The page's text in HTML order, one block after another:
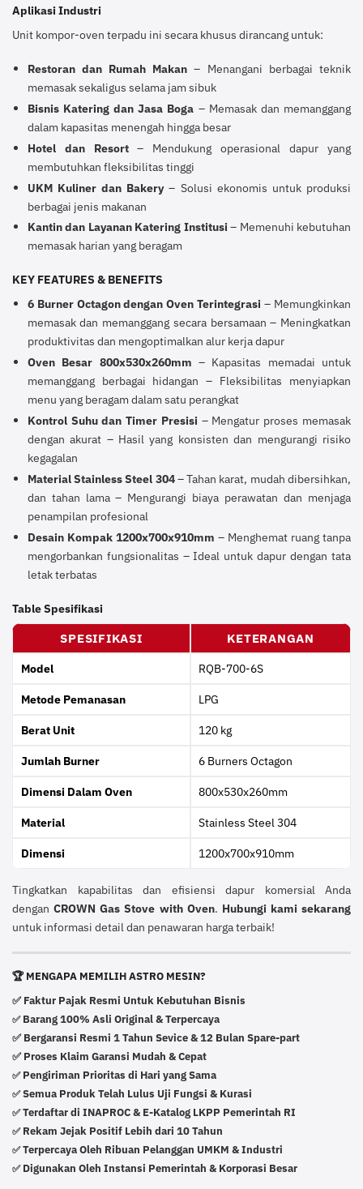
Aplikasi Industri
Unit kompor-oven terpadu ini secara khusus dirancang untuk:
Restoran dan Rumah Makan – Menangani berbagai teknik
memasak sekaligus selama jam sibuk
Bisnis Katering dan Jasa Boga – Memasak dan memanggang
dalam kapasitas menengah hingga besar
Hotel dan Resort– Mendukung operasional dapur yang
membutuhkan fleksibilitas tinggi
UKM Kuliner dan Bakery– Solusi ekonomis untuk produksi
berbagai jenis makanan
Kantin dan Layanan Katering Institusi– Memenuhi kebutuhan
memasak harian yang beragam
KEY FEATURES & BENEFITS
6 Burner Octagon dengan Oven Terintegrasi – Memungkinkan
memasak dan memanggang secara bersamaan – Meningkatkan
produktivitas dan mengoptimalkan alur kerja dapur
Oven Besar 800x530x260mm – Kapasitas memadai untuk
memanggang berbagai hidangan – Fleksibilitas menyiapkan
menu yang beragam dalam satu perangkat
Kontrol Suhu dan Timer Presisi– Mengatur proses memasak
dengan akurat – Hasil yang konsisten dan mengurangi risiko
kegagalan
Material Stainless Steel 304– Tahan karat, mudah dibersihkan,
dan tahan lama – Mengurangi biaya perawatan dan menjaga
penampilan profesional
Desain Kompak 1200x700x910mm – Menghemat ruang tanpa
mengorbankan fungsionalitas – Ideal untuk dapur dengan tata
letak terbatas
Table Spesifikasi
SPESIFIKASI
KETERANGAN
Model RQB-700-6S
Metode Pemanasan LPG
Berat Unit 120 kg
Jumlah Burner 6 Burners Octagon
Dimensi Dalam Oven 800x530x260mm
Material Stainless Steel 304
Dimensi 1200x700x910mm
Tingkatkan kapabilitas dan efisiensi dapur komersial Anda
denganCROWN Gas Stove with Oven. Hubungi kami sekarang
untuk informasi detail dan penawaran harga terbaik!
🏆 MENGAPA MEMILIH ASTRO MESIN?
✅ Faktur Pajak Resmi Untuk Kebutuhan Bisnis
✅ Barang 100% Asli Original & Terpercaya
✅ Bergaransi Resmi 1 Tahun Sevice & 12 Bulan Spare-part
✅ Proses Klaim Garansi Mudah & Cepat
✅ Pengiriman Prioritas di Hari yang Sama
✅Semua Produk Telah Lulus Uji Fungsi & Kurasi
✅Terdaftar di INAPROC & E-Katalog LKPP Pemerintah RI
✅ Rekam Jejak Positif Lebih dari 10 Tahun
✅Terpercaya Oleh Ribuan Pelanggan UMKM & Industri
✅ Digunakan Oleh Instansi Pemerintah & Korporasi Besar